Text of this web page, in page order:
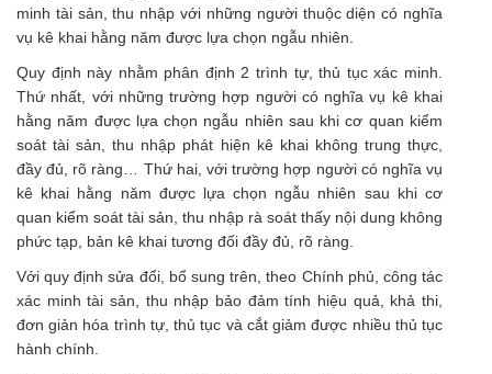
minh tài sản, thu nhập với những người thuộc diện có nghĩa
vụ kê khai hằng năm được lựa chọn ngẫu nhiên.
Quy định này nhằm phân định 2 trình tự, thủ tục xác minh.
Thứ nhất, với những trường hợp người có nghĩa vụ kê khai
hằng năm được lựa chọn ngẫu nhiên sau khi cơ quan kiểm
soát tài sản, thu nhập phát hiện kê khai không trung thực,
đầy đủ, rõ ràng… Thứ hai, với trường hợp người có nghĩa vụ
kê khai hằng năm được lựa chọn ngẫu nhiên sau khi cơ
quan kiểm soát tài sản, thu nhập rà soát thấy nội dung không
phức tạp, bản kê khai tương đối đầy đủ, rõ ràng.
Với quy định sửa đổi, bổ sung trên, theo Chính phủ, công tác
xác minh tài sản, thu nhập bảo đảm tính hiệu quả, khả thi,
đơn giản hóa trình tự, thủ tục và cắt giảm được nhiều thủ tục
hành chính.